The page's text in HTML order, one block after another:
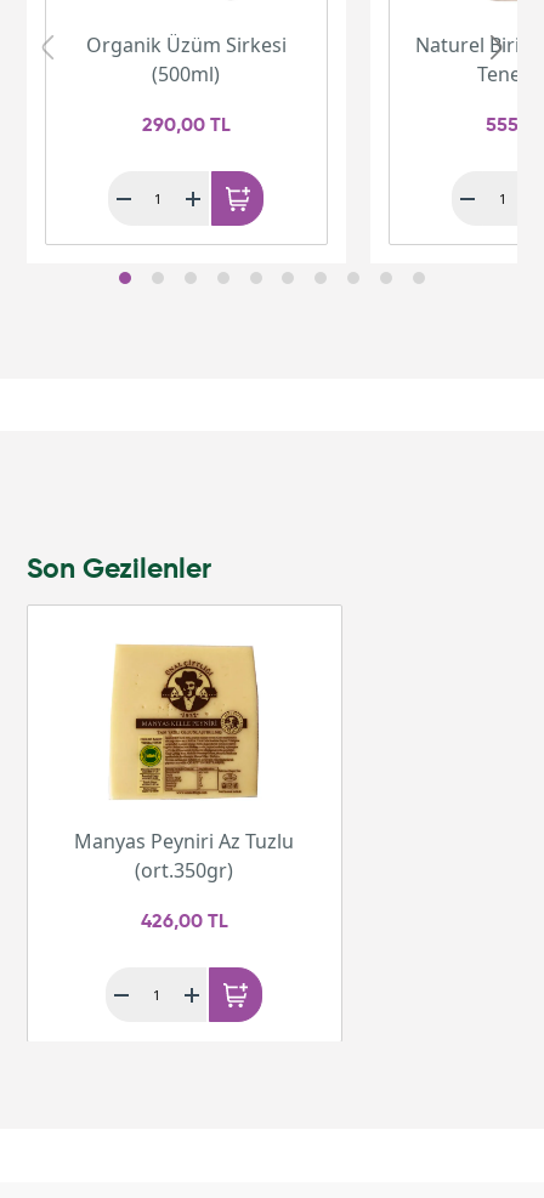
Organik Üzüm Sirkesi
(500ml)
290,00 TL
Naturel
Son Gezilenler
Manyas Peyniri Az Tuzlu
(ort.350gr)
426,00 TL